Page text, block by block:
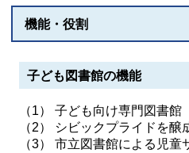
機能・役割
子ども図書館の機能
（1） 子ども向け専門図書館
（2） シビックプライドを醸
（3） 市立図書館による児